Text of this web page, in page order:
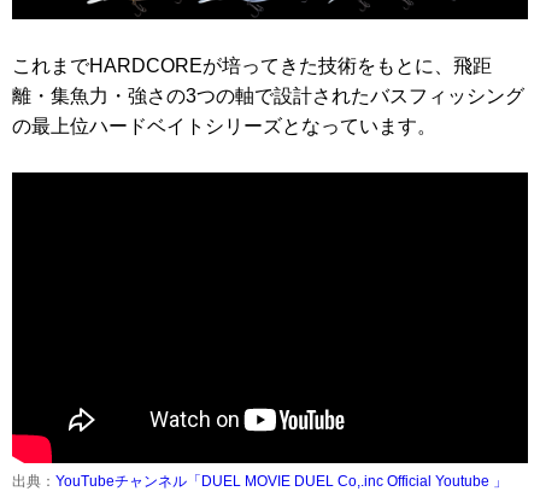
これまでHARDCOREが培ってきた技術をもとに、飛距
離・集魚力・強さの3つの軸で設計されたバスフィッシング
の最上位ハードベイトシリーズとなっています。
出典： YouTubeチャンネル「DUEL MOVIE DUEL Co,.inc Official Youtube 」